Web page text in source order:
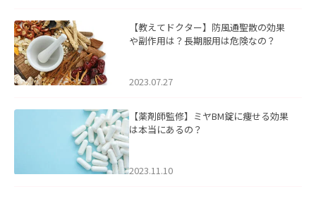
【教えてドクター】防風通聖散の効果
や副作用は？長期服用は危険なの？
2023.07.27
【薬剤師監修】ミヤBM錠に痩せる効果
は本当にあるの？
2023.11.10